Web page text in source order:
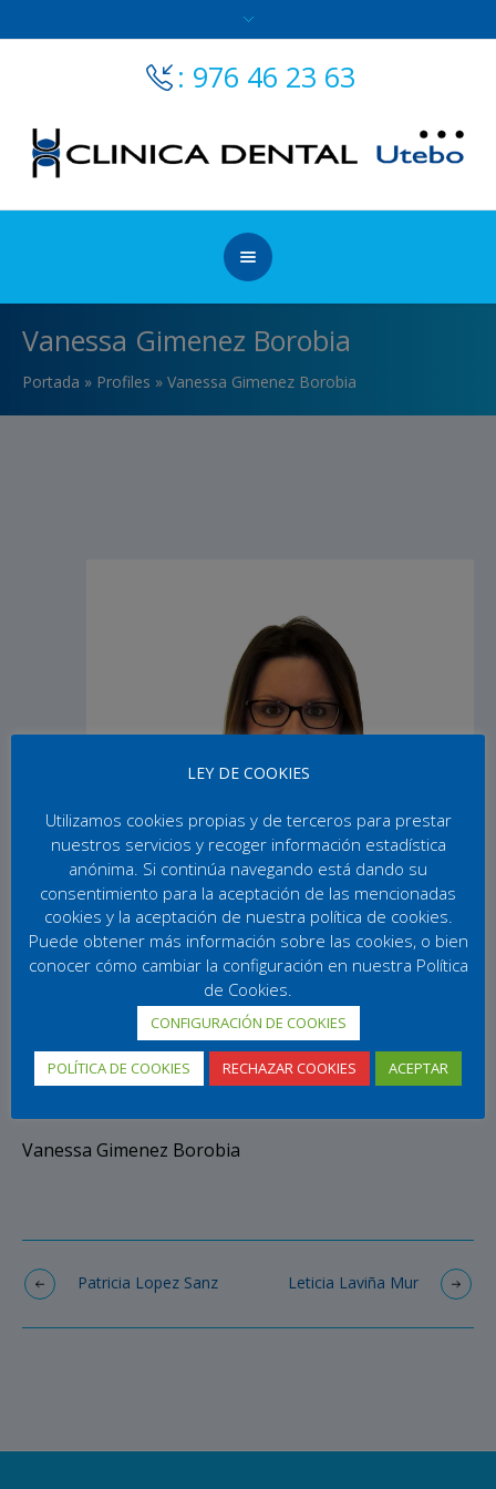
: 976 46 23 63
Vanessa Gimenez Borobia
Portada » Profiles » Vanessa Gimenez Borobia
Vanessa Gimenez Borobia
Leticia Laviña Mur
Patricia Lopez Sanz
LEY DE COOKIES
Utilizamos cookies propias y de terceros para prestar
nuestros servicios y recoger información estadística
anónima. Si continúa navegando está dando su
consentimiento para la aceptación de las mencionadas
cookies y la aceptación de nuestra política de cookies.
Puede obtener más información sobre las cookies, o bien
conocer cómo cambiar la configuración en nuestra Política
de Cookies.
CONFIGURACIÓN DE COOKIES
POLÍTICA DE COOKIES RECHAZAR COOKIES ACEPTAR